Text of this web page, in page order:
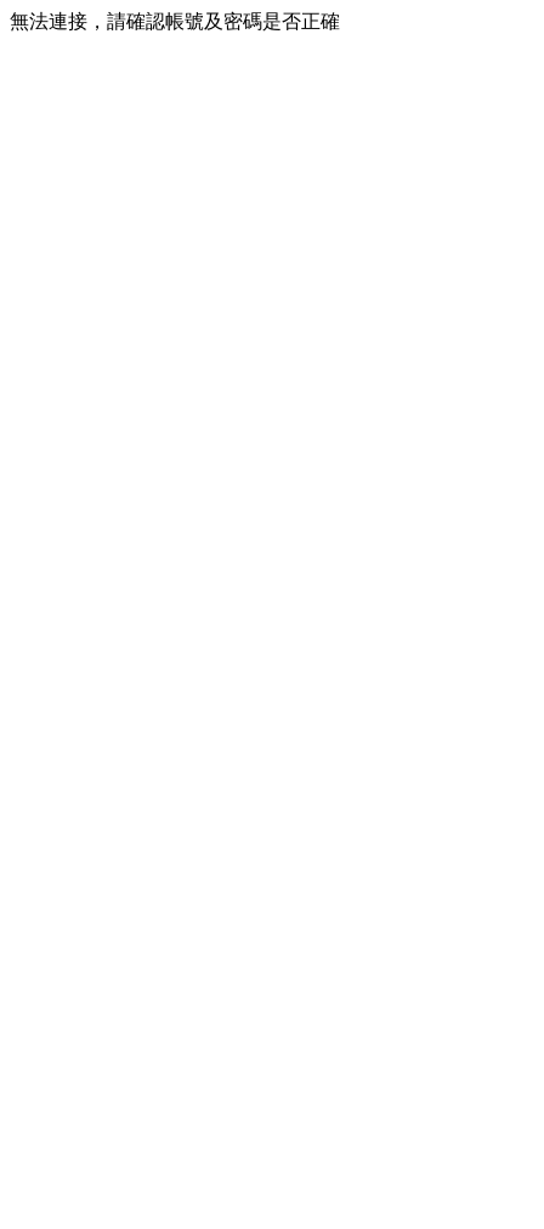
無法連接，請確認帳號及密碼是否正確